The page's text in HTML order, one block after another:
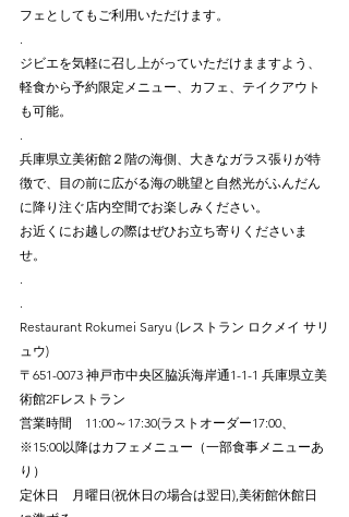
フェとしてもご利用いただけます。⠀
.
ジビエを気軽に召し上がっていただけまますよう、
軽食から予約限定メニュー、カフェ、テイクアウト
も可能。
.⠀
兵庫県立美術館２階の海側、大きなガラス張りが特
徴で、目の前に広がる海の眺望と自然光がふんだん
に降り注ぐ店内空間でお楽しみください。⠀
お近くにお越しの際はぜひお立ち寄りくださいま
せ。⠀
.⠀
.
Restaurant Rokumei Saryu (レストラン ロクメイ サリ
ュウ)⠀
〒651-0073 神戸市中央区脇浜海岸通1-1-1 兵庫県立美
術館2Fレストラン⠀
営業時間　11:00～17:30(ラストオーダー17:00、
※15:00以降はカフェメニュー（一部食事メニューあ
り）⠀
定休日　月曜日(祝休日の場合は翌日),美術館休館日